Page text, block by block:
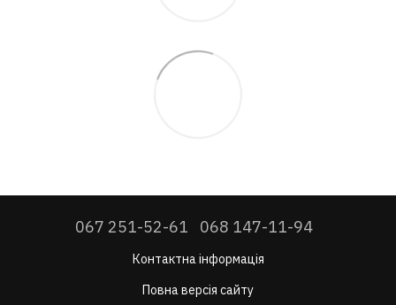
067 251-52-61 068 147-11-94
Контактна інформація
Повна версія сайту